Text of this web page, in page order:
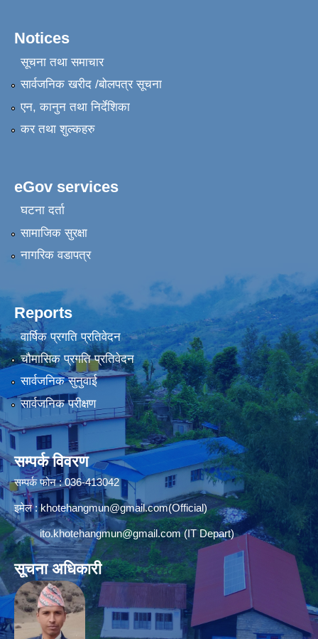
Notices
सूचना तथा समाचार
सार्वजनिक खरीद /बोलपत्र सूचना
एन, कानुन तथा निर्देशिका
कर तथा शुल्कहरु
eGov services
घटना दर्ता
सामाजिक सुरक्षा
नागरिक वडापत्र
Reports
वार्षिक प्रगति प्रतिवेदन
चौमासिक प्रगति प्रतिवेदन
सार्वजनिक सुनुवाई
सार्वजनिक परीक्षण
सम्पर्क विवरण
सम्पर्क फोन : 036-413042
इमेल :khotehangmun@gmail.com(Official)
ito.khotehangmun@gmail.com(IT Depart)
सूचना अधिकारी